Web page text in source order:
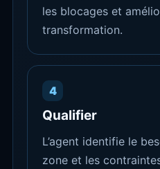
les blocages et
transformation.
4
Qualifier
L’agent identifie le
zone et les